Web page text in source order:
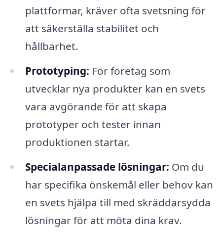
plattformar, kräver ofta svetsning för
att säkerställa stabilitet och
hållbarhet.
Prototyping: För företag som
utvecklar nya produkter kan en svets
vara avgörande för att skapa
prototyper och tester innan
produktionen startar.
Specialanpassade lösningar: Om du
har specifika önskemål eller behov kan
en svets hjälpa till med skräddarsydda
lösningar för att möta dina krav.